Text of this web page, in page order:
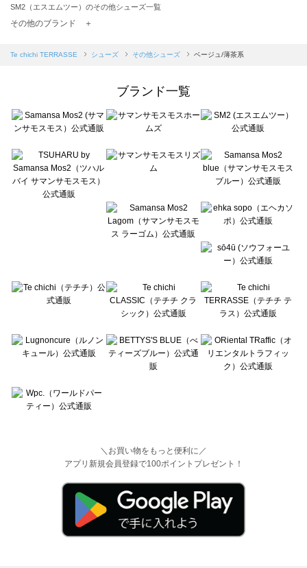
SM2（エスエムツー）のその他シューズ一覧
Samansa Mos2 blue（サマンサモスモス ブルー）のその他シューズ一覧
sō4ū（ソウフォーユー）のその他シューズ一覧
Te chichi（テチチ）のその他シューズ一覧
Te chichi CLASSIC（テチチ クラシック）のその他シューズ一覧
Lugnoncure（ルノンキュール）のその他シューズ一覧
BETTY'S BLUE（べティーズブルー）のその他シューズ一覧
Wpc.（ワールドパーティー）のその他シューズ一覧
その他のブランド ＋
Te chichi TERRASSE シューズ その他シューズ ベージュ/薄茶系
ブランド一覧
＼お買い物をもっと便利に／
アプリ新規会員登録で100ポイントプレゼント！